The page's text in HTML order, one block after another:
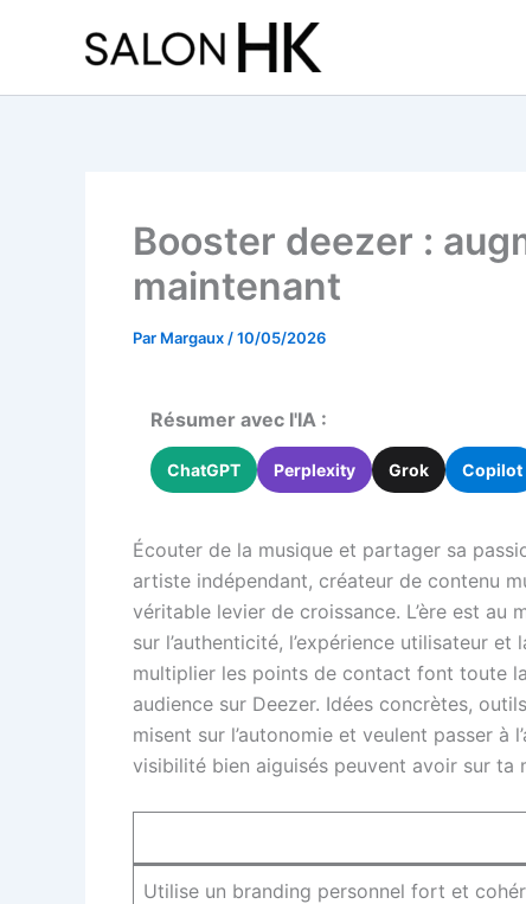
Booster deezer :
maintenant
Par Margaux /10/05/2026
Résumer avec l'IA :
ChatGPT Perplexity Grok Copilot
Écouter de la musique et partager sa
artiste indépendant, créateur de contenu
véritable levier de croissance. L’ère est
sur l’authenticité, l’expérience utilisateur
multiplier les points de contact font toute
audience sur Deezer. Idées concrètes,
misent sur l’autonomie et veulent passer à
visibilité bien aiguisés peuvent avoir sur
Utilise un branding personnel fort et